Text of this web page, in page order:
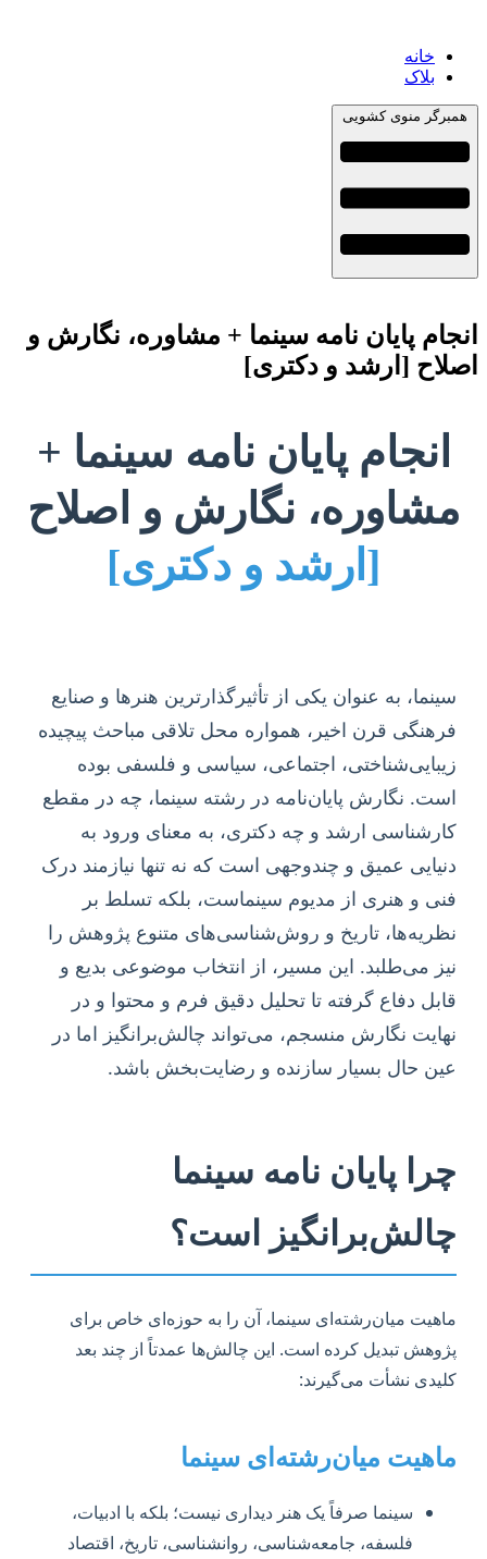
خانه
بلاک
همبرگر منوی کشویی
انجام پایان نامه سینما + مشاوره، نگارش و
اصلاح [ارشد و دکتری]
انجام پایان نامه سینما +
مشاوره، نگارش و اصلاح
[ارشد و دکتری]
سینما، به عنوان یکی از تأثیرگذارترین هنرها و صنایع
فرهنگی قرن اخیر، همواره محل تلاقی مباحث پیچیده
زیبایی‌شناختی، اجتماعی، سیاسی و فلسفی بوده
است. نگارش پایان‌نامه در رشته سینما، چه در مقطع
کارشناسی ارشد و چه دکتری، به معنای ورود به
دنیایی عمیق و چندوجهی است که نه تنها نیازمند درک
فنی و هنری از مدیوم سینماست، بلکه تسلط بر
نظریه‌ها، تاریخ و روش‌شناسی‌های متنوع پژوهش را
نیز می‌طلبد. این مسیر، از انتخاب موضوعی بدیع و
قابل دفاع گرفته تا تحلیل دقیق فرم و محتوا و در
نهایت نگارش منسجم، می‌تواند چالش‌برانگیز اما در
عین حال بسیار سازنده و رضایت‌بخش باشد.
چرا پایان نامه سینما
چالش‌برانگیز است؟
ماهیت میان‌رشته‌ای سینما، آن را به حوزه‌ای خاص برای
پژوهش تبدیل کرده است. این چالش‌ها عمدتاً از چند بعد
کلیدی نشأت می‌گیرند:
ماهیت میان‌رشته‌ای سینما
سینما صرفاً یک هنر دیداری نیست؛ بلکه با ادبیات،
فلسفه، جامعه‌شناسی، روانشناسی، تاریخ، اقتصاد